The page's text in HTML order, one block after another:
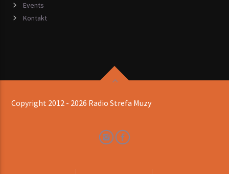
Events
Kontakt
Copyright 2012 - 2026 Radio Strefa Muzy